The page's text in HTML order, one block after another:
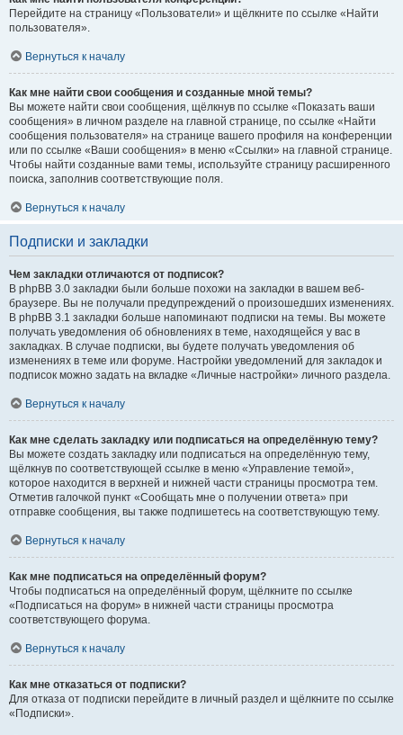
Перейдите на страницу «Пользователи» и щёлкните по ссылке «Найти
пользователя».
Вернуться к началу
Как мне найти свои сообщения и созданные мной темы?
Вы можете найти свои сообщения, щёлкнув по ссылке «Показать ваши
сообщения» в личном разделе на главной странице, по ссылке «Найти
сообщения пользователя» на странице вашего профиля на конференции
или по ссылке «Ваши сообщения» в меню «Ссылки» на главной странице.
Чтобы найти созданные вами темы, используйте страницу расширенного
поиска, заполнив соответствующие поля.
Вернуться к началу
Подписки и закладки
Чем закладки отличаются от подписок?
В phpBB 3.0 закладки были больше похожи на закладки в вашем веб-
браузере. Вы не получали предупреждений о произошедших изменениях.
В phpBB 3.1 закладки больше напоминают подписки на темы. Вы можете
получать уведомления об обновлениях в теме, находящейся у вас в
закладках. В случае подписки, вы будете получать уведомления об
изменениях в теме или форуме. Настройки уведомлений для закладок и
подписок можно задать на вкладке «Личные настройки» личного раздела.
Вернуться к началу
Как мне сделать закладку или подписаться на определённую тему?
Вы можете создать закладку или подписаться на определённую тему,
щёлкнув по соответствующей ссылке в меню «Управление темой»,
которое находится в верхней и нижней части страницы просмотра тем.
Отметив галочкой пункт «Сообщать мне о получении ответа» при
отправке сообщения, вы также подпишетесь на соответствующую тему.
Вернуться к началу
Как мне подписаться на определённый форум?
Чтобы подписаться на определённый форум, щёлкните по ссылке
«Подписаться на форум» в нижней части страницы просмотра
соответствующего форума.
Вернуться к началу
Как мне отказаться от подписки?
Для отказа от подписки перейдите в личный раздел и щёлкните по ссылке
«Подписки».